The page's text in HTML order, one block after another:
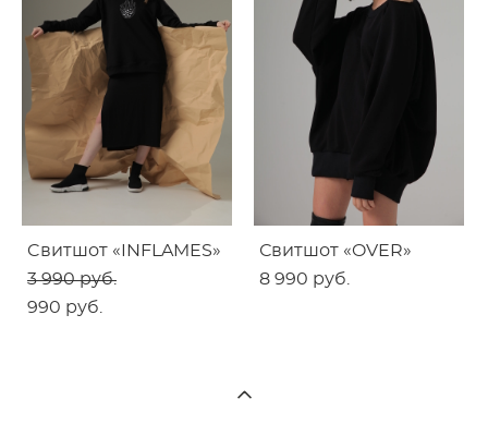
Cвитшот «INFLAMES»
3 990 pуб.
990 pуб.
Свитшот «OVER»
8 990 pуб.